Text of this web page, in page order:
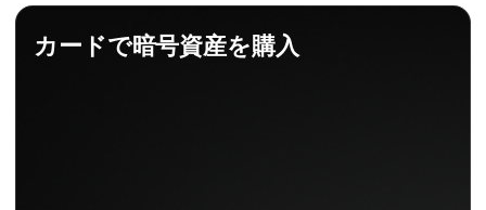
カードで暗号資産を購入